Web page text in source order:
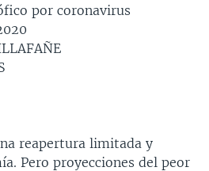
por coronavirus
reapertura limitada y
Pero proyecciones del peor